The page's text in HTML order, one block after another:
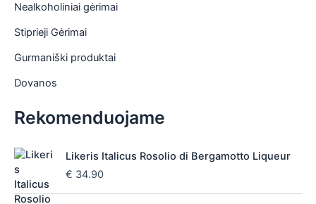
Nealkoholiniai gėrimai
Stiprieji Gėrimai
Gurmaniški produktai
Dovanos
Rekomenduojame
Likeris Italicus Rosolio di Bergamotto Liqueur
€ 34.90